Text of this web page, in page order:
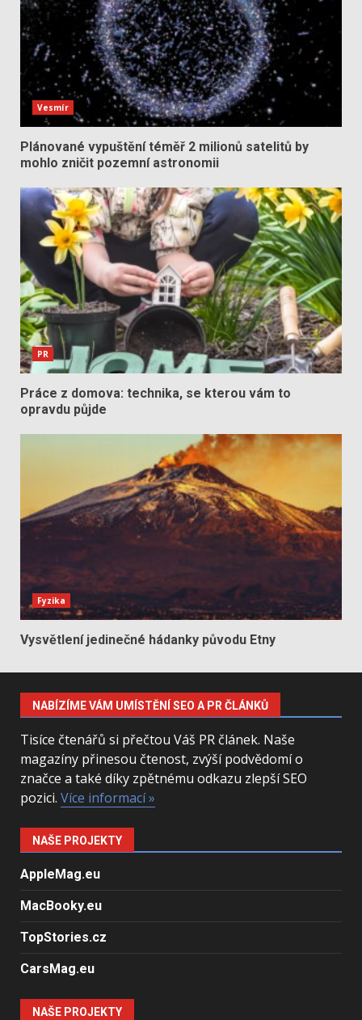
Vesmír
Plánované vypuštění téměř 2 milionů satelitů by
mohlo zničit pozemní astronomii
PR
Práce z domova: technika, se kterou vám to
opravdu půjde
Fyzika
Vysvětlení jedinečné hádanky původu Etny
NABÍZÍME VÁM UMÍSTĚNÍ SEO A PR ČLÁNKŮ
Tisíce čtenářů si přečtou Váš PR článek. Naše
magazíny přinesou čtenost, zvýší podvědomí o
značce a také díky zpětnému odkazu zlepší SEO
pozici. Více informací »
NAŠE PROJEKTY
AppleMag.eu
MacBooky.eu
TopStories.cz
CarsMag.eu
NAŠE PROJEKTY